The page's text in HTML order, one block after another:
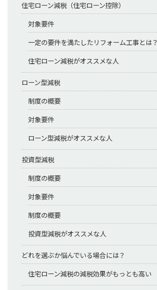
住宅ローン減税（住宅ローン控除）
対象要件
一定の要件を満たしたリフォーム工事とは？
住宅ローン減税がオススメな人
ローン型減税
制度の概要
対象要件
ローン型減税がオススメな人
投資型減税
制度の概要
対象要件
制度の概要
投資型減税がオススメな人
どれを選ぶか悩んでいる場合には？
住宅ローン減税の減税効果がもっとも高い